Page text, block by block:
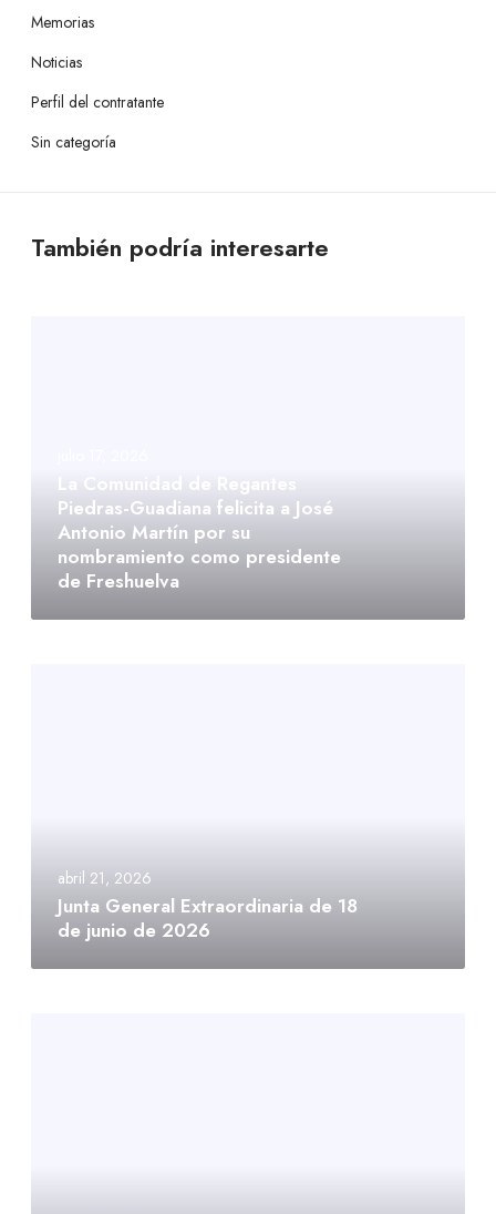
Memorias
Noticias
Perfil del contratante
Sin categoría
También podría interesarte
La Comunidad de Regantes
Piedras-Guadiana felicita a José
Antonio Martín por su
nombramiento como presidente
de Freshuelva
abril 21, 2026
Junta General Extraordinaria de 18
de junio de 2026